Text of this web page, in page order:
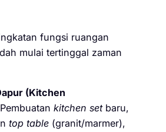
fungsi ruangan
mulai tertinggal zaman
(Kitchen
Pembuatan kitchen setbaru,
top table (granit/marmer),